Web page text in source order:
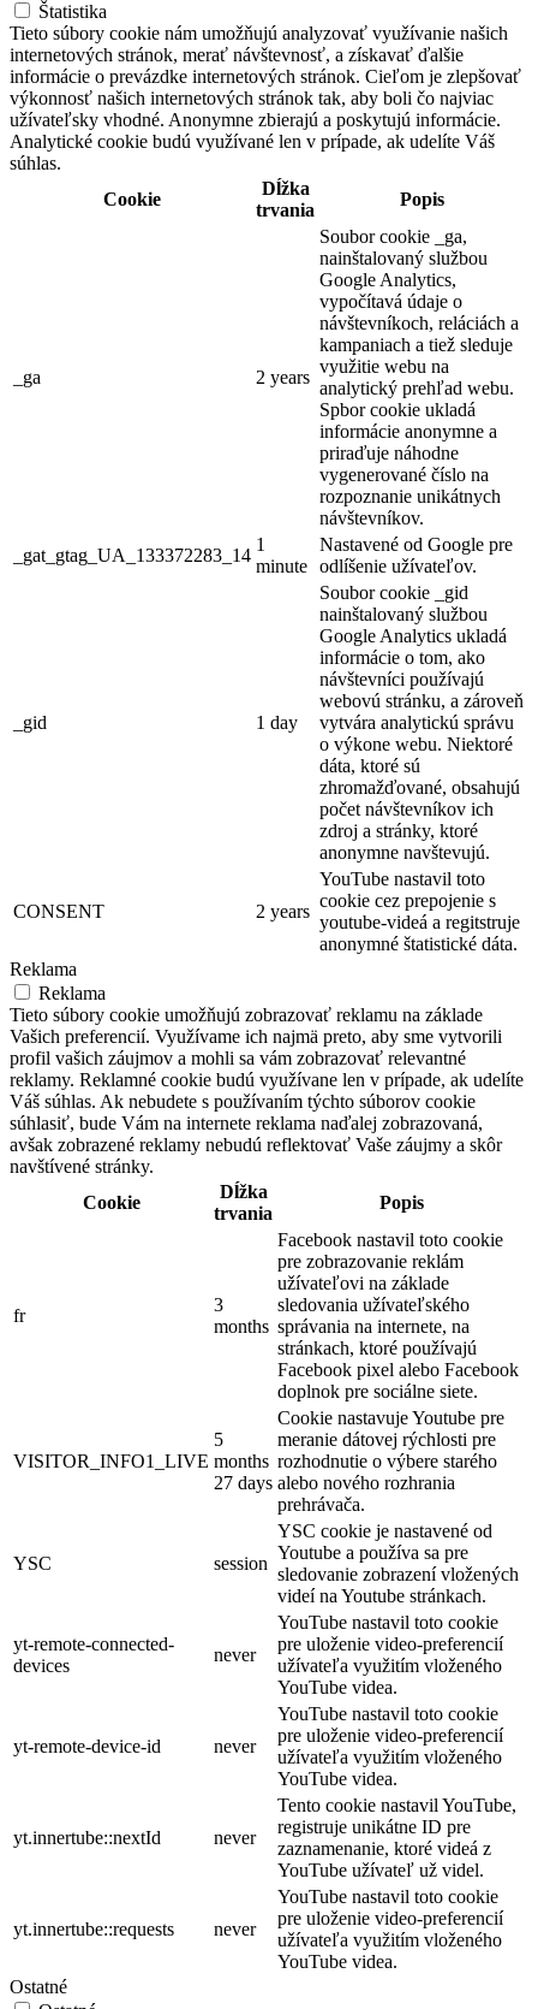
Štatistika
Tieto súbory cookie nám umožňujú analyzovať využívanie našich
internetových stránok, merať návštevnosť, a získavať ďalšie
informácie o prevázdke internetových stránok. Cieľom je zlepšovať
výkonnosť našich internetových stránok tak, aby boli čo najviac
užívateľsky vhodné. Anonymne zbierajú a poskytujú informácie.
Analytické cookie budú využívané len v prípade, ak udelíte Váš
súhlas.
Cookie
Dĺžka
trvania
Popis
_ga 2 years
Soubor cookie _ga,
nainštalovaný službou
Google Analytics,
vypočítavá údaje o
návštevníkoch, reláciách a
kampaniach a tiež sleduje
využitie webu na
analytický prehľad webu.
Spbor cookie ukladá
informácie anonymne a
priraďuje náhodne
vygenerované číslo na
rozpoznanie unikátnych
návštevníkov.
_gat_gtag_UA_133372283_14
1
minute
Nastavené od Google pre
odlíšenie užívateľov.
_gid 1 day
Soubor cookie _gid
nainštalovaný službou
Google Analytics ukladá
informácie o tom, ako
návštevníci používajú
webovú stránku, a zároveň
vytvára analytickú správu
o výkone webu. Niektoré
dáta, ktoré sú
zhromažďované, obsahujú
počet návštevníkov ich
zdroj a stránky, ktoré
anonymne navštevujú.
CONSENT 2 years
YouTube nastavil toto
cookie cez prepojenie s
youtube-videá a regitstruje
anonymné štatistické dáta.
Reklama
Reklama
Tieto súbory cookie umožňujú zobrazovať reklamu na základe
Vašich preferencií. Využívame ich najmä preto, aby sme vytvorili
profil vašich záujmov a mohli sa vám zobrazovať relevantné
reklamy. Reklamné cookie budú využívane len v prípade, ak udelíte
Váš súhlas. Ak nebudete s používaním týchto súborov cookie
súhlasiť, bude Vám na internete reklama naďalej zobrazovaná,
avšak zobrazené reklamy nebudú reflektovať Vaše záujmy a skôr
navštívené stránky.
Cookie
Dĺžka
trvania
Popis
fr
3
months
Facebook nastavil toto cookie
pre zobrazovanie reklám
užívateľovi na základe
sledovania užívateľského
správania na internete, na
stránkach, ktoré používajú
Facebook pixel alebo Facebook
doplnok pre sociálne siete.
VISITOR_INFO1_LIVE
5
months
27 days
Cookie nastavuje Youtube pre
meranie dátovej rýchlosti pre
rozhodnutie o výbere starého
alebo nového rozhrania
prehrávača.
YSC session
YSC cookie je nastavené od
Youtube a používa sa pre
sledovanie zobrazení vložených
videí na Youtube stránkach.
yt-remote-connected-
devices
never
YouTube nastavil toto cookie
pre uloženie video-preferencií
užívateľa využitím vloženého
YouTube videa.
yt-remote-device-id never
YouTube nastavil toto cookie
pre uloženie video-preferencií
užívateľa využitím vloženého
YouTube videa.
yt.innertube::nextId never
Tento cookie nastavil YouTube,
registruje unikátne ID pre
zaznamenanie, ktoré videá z
YouTube užívateľ už videl.
yt.innertube::requests never
YouTube nastavil toto cookie
pre uloženie video-preferencií
užívateľa využitím vloženého
YouTube videa.
Ostatné